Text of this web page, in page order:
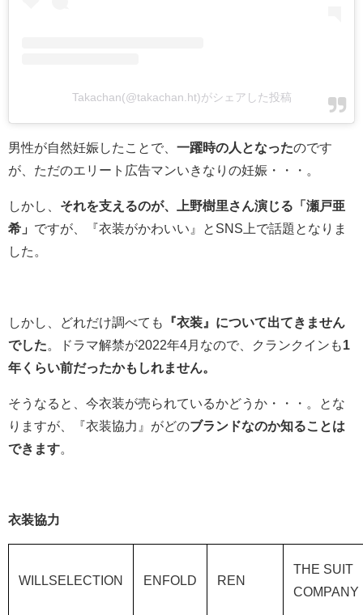
Takachan(@takachan.ht)がシェアした投稿
男性が自然妊娠したことで、 一躍時の人となったのです
が、ただのエリート広告マンいきなりの妊娠・・・。
しかし、 それを支えるのが、上野樹里さん演じる「瀬戸亜
希」 ですが、『衣装がかわいい』とSNS上で話題となりま
した。
しかし、どれだけ調べても
『衣装』について出てきません
でした 。ドラマ解禁が2022年4月なので、クランクインも1
年くらい前だったかもしれません。
そうなると、今衣装が売られているかどうか・・・。とな
りますが、『衣装協力』がどのブランドなのか知ることは
できます
衣装協力
WILLSELECTION ENFOLD REN
THE SUIT
COMPANY